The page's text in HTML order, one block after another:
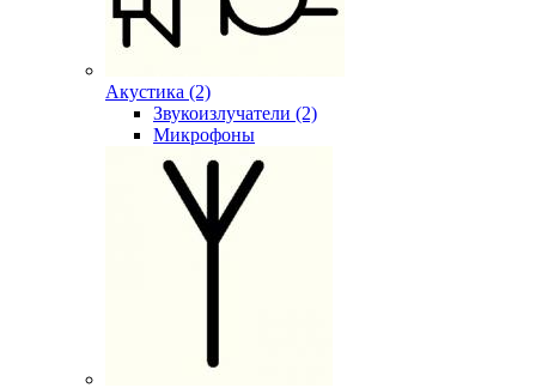
Акустика (2)
Звукоизлучатели (2)
Микрофоны